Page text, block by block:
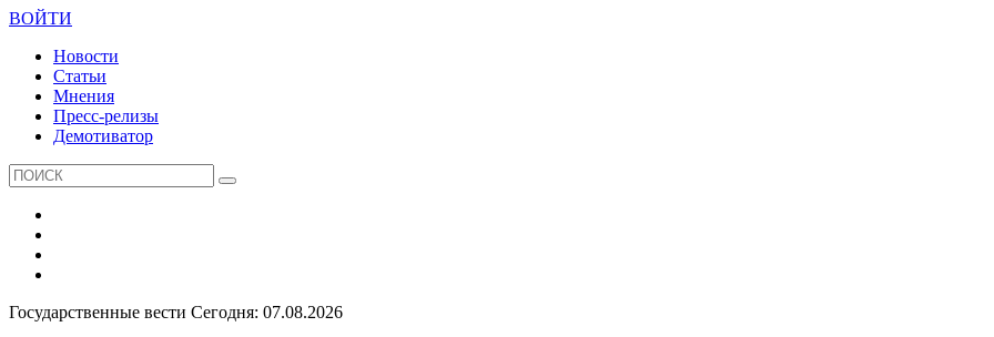
ВОЙТИ
Новости
Статьи
Мнения
Пресс-релизы
Демотиватор
Государственные вести Сегодня: 07.08.2026